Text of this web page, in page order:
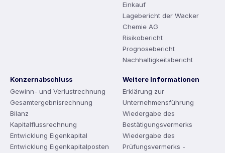
Einkauf
Lagebericht der Wacker
Chemie AG
Risikobericht
Prognosebericht
Nachhaltigkeitsbericht
Konzernabschluss
Gewinn- und Verlustrechnung
Gesamtergebnisrechnung
Bilanz
Kapitalflussrechnung
Entwicklung Eigenkapital
Entwicklung Eigenkapitalposten
Weitere Informationen
Erklärung zur
Unternehmensführung
Wiedergabe des
Bestätigungsvermerks
Wiedergabe des
Prüfungsvermerks -